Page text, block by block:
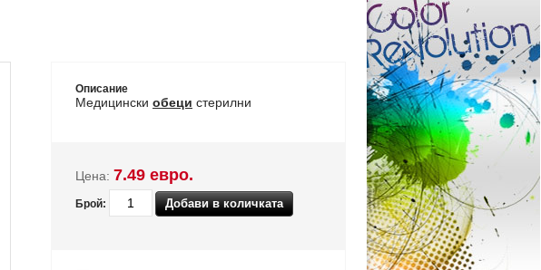
Описание
Медицински обеци стерилни
Цена: 7.49 евро.
Брой: